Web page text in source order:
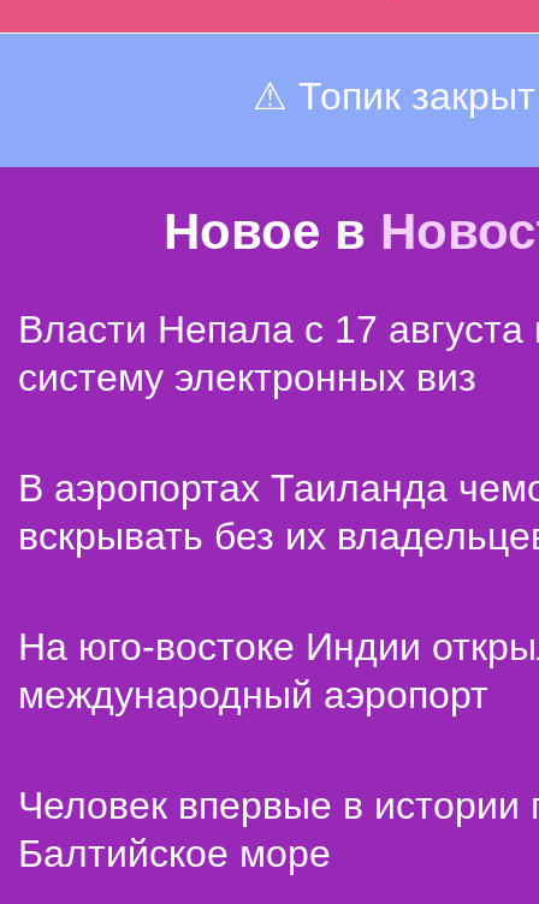
⚠ Топик закрыт
Новое в
Власти Непала с 17 августа
систему электронных виз
В аэропортах Таиланда
вскрывать без их
На юго-востоке Индии
международный аэропорт
Человек впервые в истории
Балтийское море